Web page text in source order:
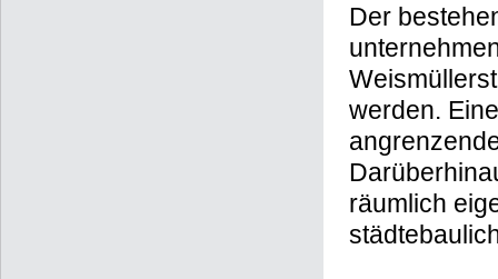
Der
werden.
räumlich